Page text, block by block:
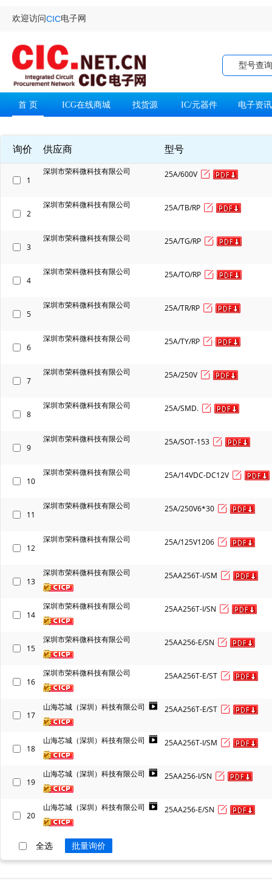
欢迎访问CIC电子网
型号查询
首 页 ICG在线商城 找货源 IC/元器件 电子资
询价 供应商 型号
1
深圳市荣科微科技有限公司 25A/600V
2
深圳市荣科微科技有限公司 25A/TB/RP
3
深圳市荣科微科技有限公司 25A/TG/RP
4
深圳市荣科微科技有限公司 25A/TO/RP
5
深圳市荣科微科技有限公司 25A/TR/RP
6
深圳市荣科微科技有限公司 25A/TY/RP
7
深圳市荣科微科技有限公司 25A/250V
8
深圳市荣科微科技有限公司 25A/SMD.
9
深圳市荣科微科技有限公司 25A/SOT-153
10
深圳市荣科微科技有限公司 25A/14VDC-DC12V
11
深圳市荣科微科技有限公司 25A/250V6*30
12
深圳市荣科微科技有限公司 25A/125V1206
13
深圳市荣科微科技有限公司 25AA256T-I/SM
14
深圳市荣科微科技有限公司 25AA256T-I/SN
15
深圳市荣科微科技有限公司 25AA256-E/SN
16
深圳市荣科微科技有限公司 25AA256T-E/ST
17
山海芯城（深圳）科技有限公司 25AA256T-E/ST
18
山海芯城（深圳）科技有限公司 25AA256T-I/SM
19
山海芯城（深圳）科技有限公司 25AA256-I/SN
20
山海芯城（深圳）科技有限公司 25AA256-E/SN
全选 批量询价